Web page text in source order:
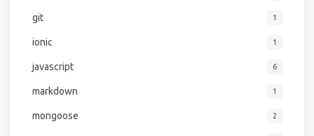
git 1
ionic 1
javascript 6
markdown 1
mongoose 2